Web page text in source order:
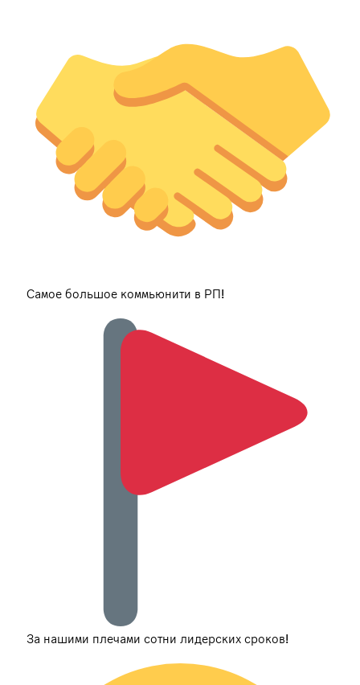
Самое большое коммьюнити в РП!
За нашими плечами сотни лидерских сроков!